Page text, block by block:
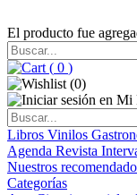
El producto fue
( 0 )
(0)
Libros Vinilos
Agenda Revista
Nuestros
Categorías